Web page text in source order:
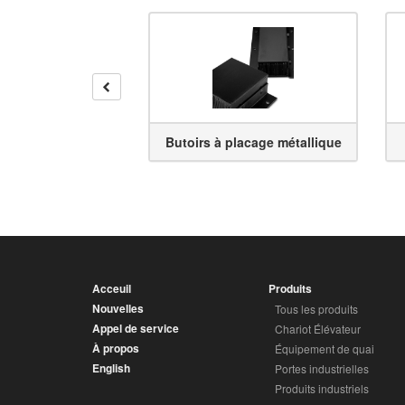
Butoirs à placage métallique
Acceuil
Nouvelles
Appel de service
À propos
English
Produits
Tous les produits
Chariot Élévateur
Équipement de quai
Portes industrielles
Produits industriels